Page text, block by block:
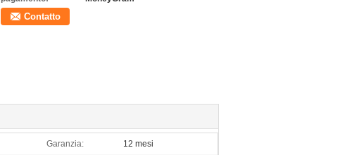
Contatto
Garanzia: 12 mesi